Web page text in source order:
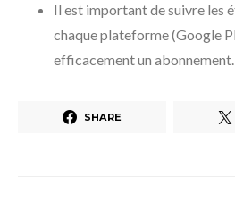
Il est important de suivre les
chaque plateforme (Google
efficacement un abonnement.
SHARE